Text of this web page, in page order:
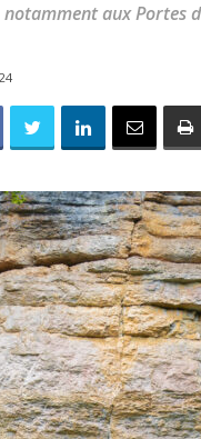
aux Portes